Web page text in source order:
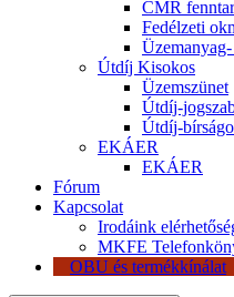
CMR
Fedélzeti
Útdíj Kisokos
Üzemszünet
Útdíj-
Útdíj-
EKÁER
EKÁER
Fórum
Kapcsolat
Irodáink
MKFE
OBU és termékkínálat